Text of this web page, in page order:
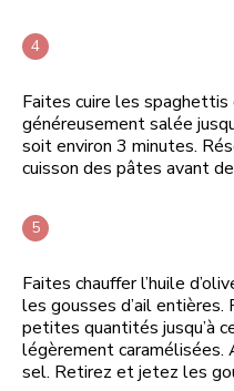
Faites cuire les spaghettis
généreusement salée
soit environ 3 minutes.
cuisson des pâtes avant
Faites chauffer l’huile
les gousses d’ail
petites quantités jusqu’à
légèrement caramélisées.
sel. Retirez et jetez les